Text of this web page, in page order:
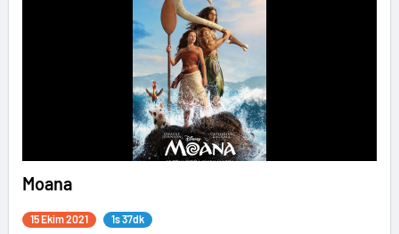
Moana
15 Ekim 2021 1s 37dk